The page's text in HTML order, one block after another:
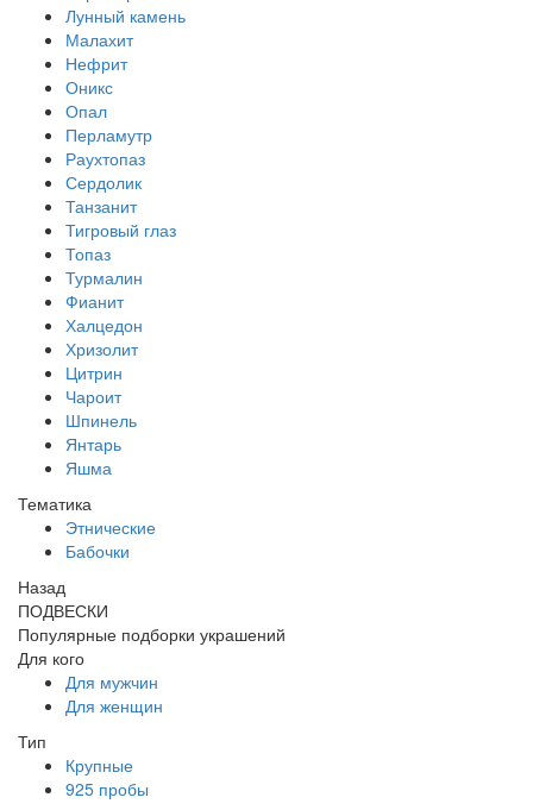
Лунный камень
Малахит
Нефрит
Оникс
Опал
Перламутр
Раухтопаз
Сердолик
Танзанит
Тигровый глаз
Топаз
Турмалин
Фианит
Халцедон
Хризолит
Цитрин
Чароит
Шпинель
Янтарь
Яшма
Тематика
Этнические
Бабочки
Назад
ПОДВЕСКИ
Популярные подборки украшений
Для кого
Для мужчин
Для женщин
Тип
Крупные
925 пробы